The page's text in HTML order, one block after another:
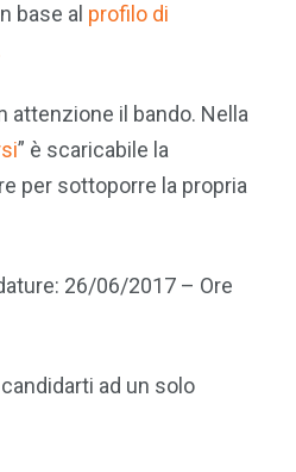
base al profilo di
attenzione il bando. Nella
” è scaricabile la
per sottoporre la propria
26/06/2017 – Ore
ad un solo